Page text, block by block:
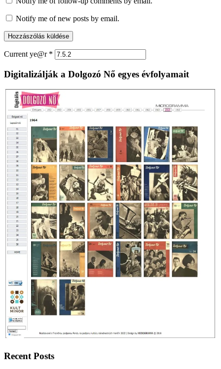
Notify me of new posts by email.
Current ye@r *
Digitalizálják a Dolgozó Nő egyes évfolyamait
Recent Posts